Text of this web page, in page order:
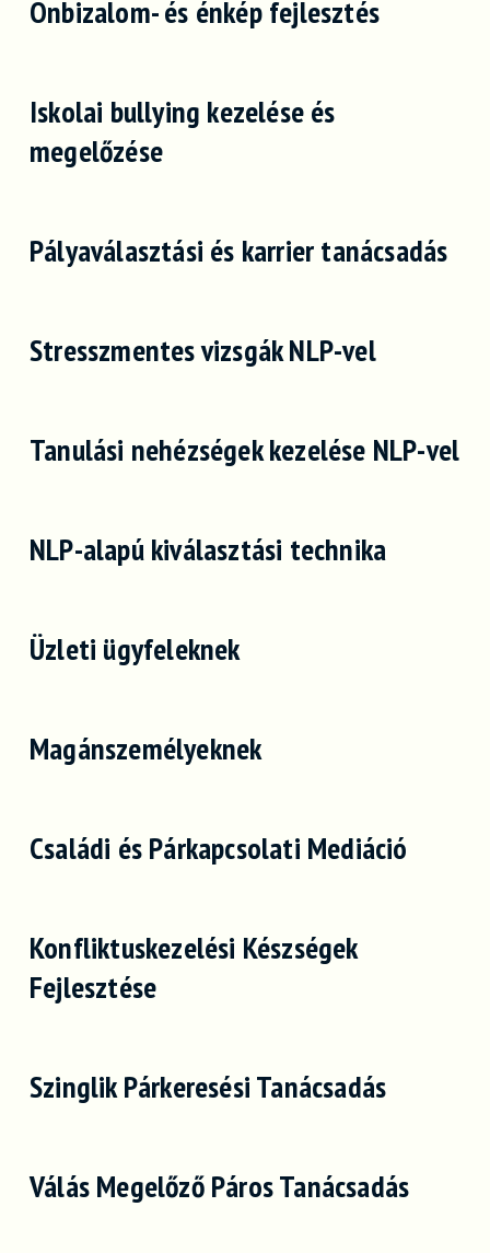
Önbizalom- és énkép fejlesztés
Iskolai bullying kezelése és
megelőzése
Pályaválasztási és karrier tanácsadás
Stresszmentes vizsgák NLP-vel
Tanulási nehézségek kezelése NLP-vel
NLP-alapú kiválasztási technika
Üzleti ügyfeleknek
Magánszemélyeknek
Családi és Párkapcsolati Mediáció
Konfliktuskezelési Készségek
Fejlesztése
Szinglik Párkeresési Tanácsadás
Válás Megelőző Páros Tanácsadás